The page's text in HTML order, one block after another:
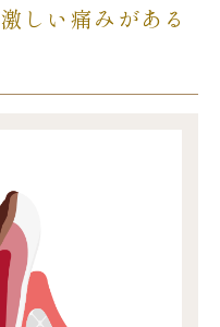
しい痛みがある